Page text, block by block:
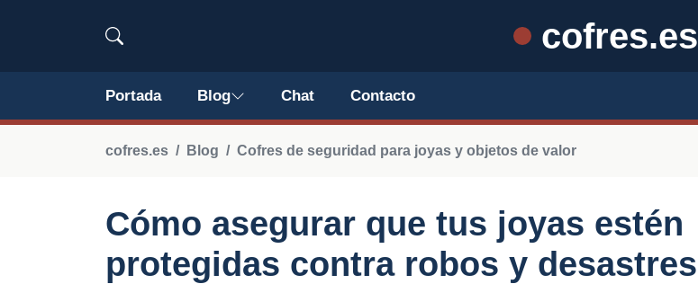
cofres.es
Portada Blog Chat Contacto
cofres.es Blog Cofres de seguridad para joyas y objetos de valor
Cómo asegurar que tus joyas estén
protegidas contra robos y desastres